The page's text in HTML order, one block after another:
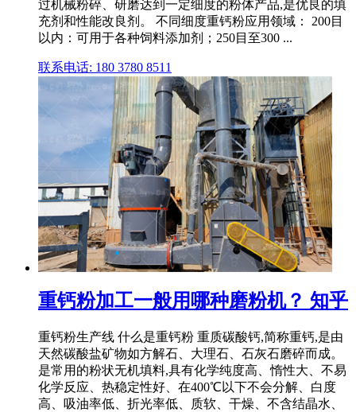
过机械粉碎、研磨达到一定细度的粉体产品,是优良的填
充剂和性能改良剂。 不同细度重钙粉应用领域： 200目
以内：可用于各种饲料添加剂；250目至300 ...
联系电话: 180 3780 8511
重钙粉加工一般用哪种磨粉机？ 知乎
重钙粉生产线 什么是重钙粉 重质碳酸钙,简称重钙,是由
天然碳酸盐矿物如方解石、大理石、石灰石磨碎而成。
是常用的粉状无机填料,具有化学纯度高、惰性大、不易
化学反应、热稳定性好、在400℃以下不会分解、白度
高、吸油率低、折光率低、质软、干燥、不含结晶水、